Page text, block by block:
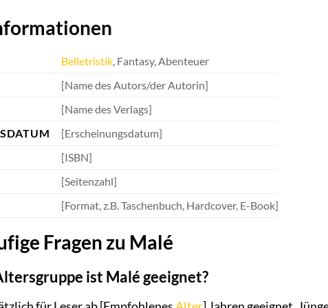
Belletristik, Fantasy, Abenteuer
[Name des Autors/der Autorin]
[Name des Verlags]
[Erscheinungsdatum]
[ISBN]
[Seitenzahl]
[Format, z.B. Taschenbuch, Hardcover, E-Book]
Fragen zu Malé
ist Malé geeignet?